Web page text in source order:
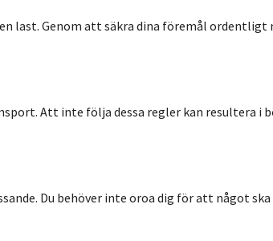
last. Genom att säkra dina föremål ordentligt
Att inte följa dessa regler kan resultera i
Du behöver inte oroa dig för att något